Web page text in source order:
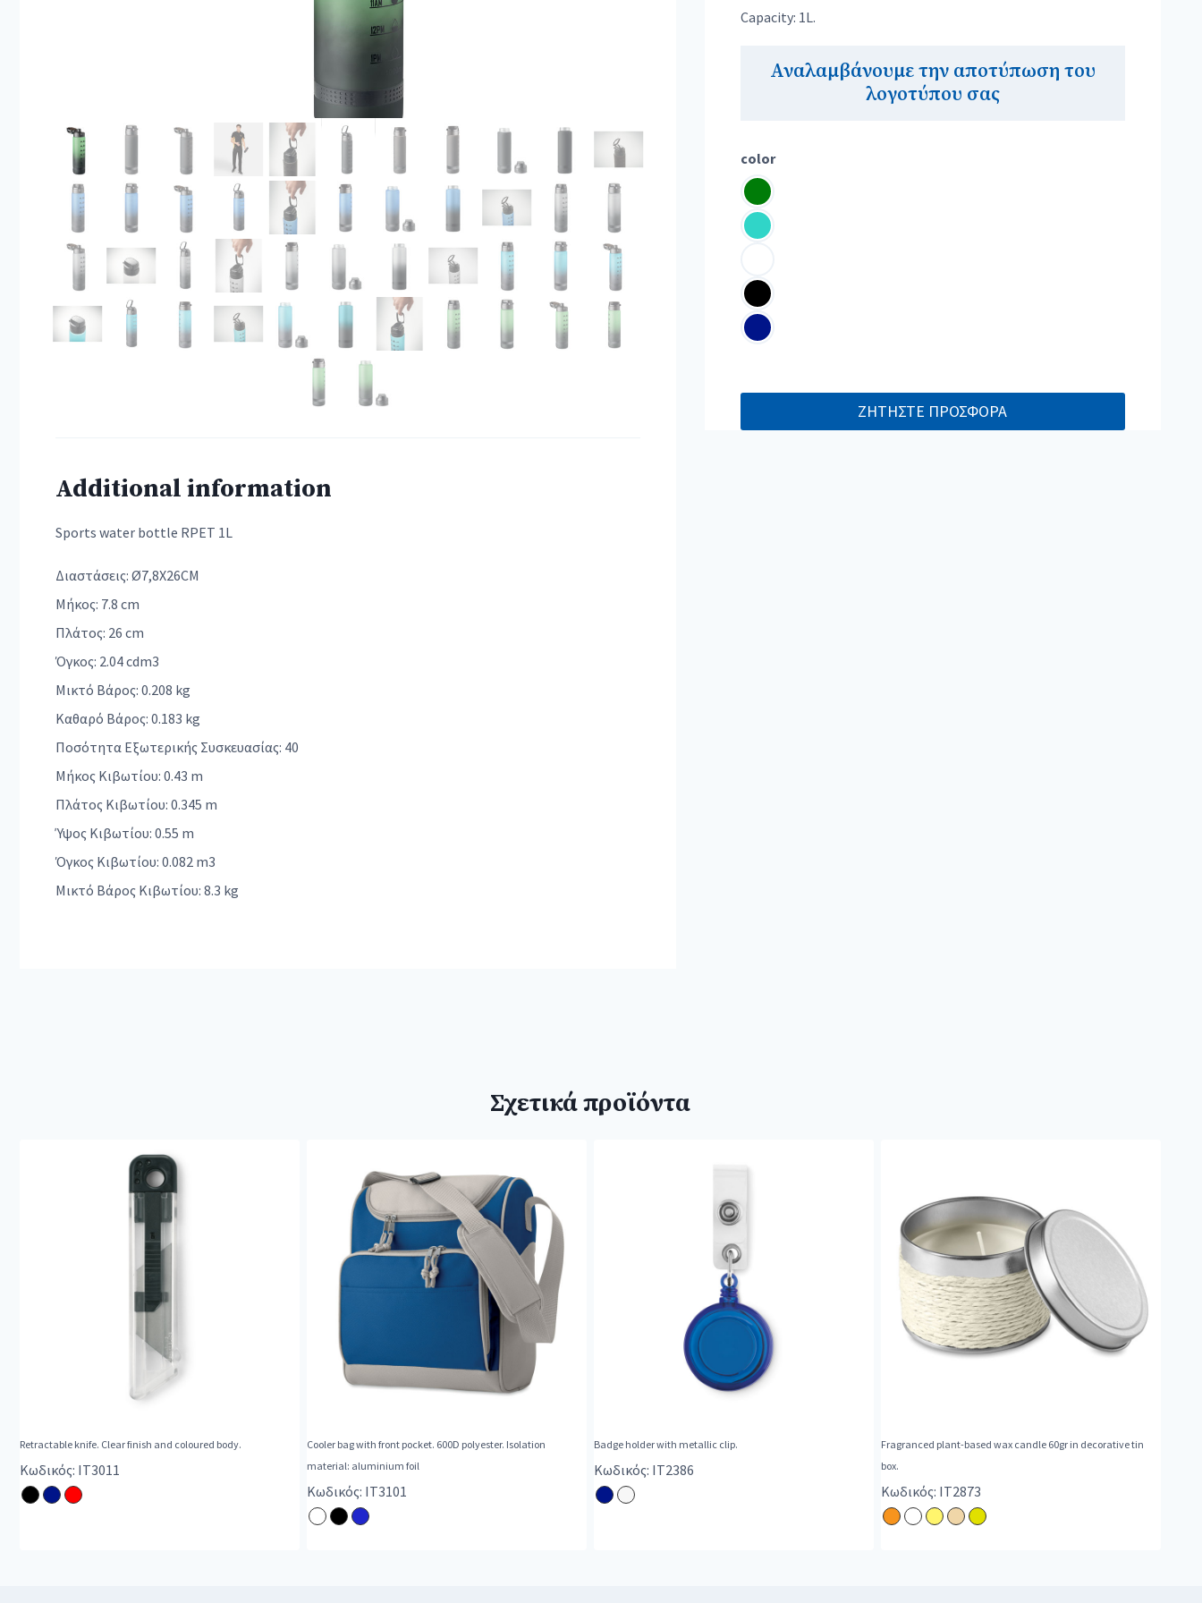
Additional information
Sports water bottle RPET 1L
Διαστάσεις: Ø7,8X26CM
Μήκος: 7.8 cm
Πλάτος: 26 cm
Όγκος: 2.04 cdm3
Μικτό Βάρος: 0.208 kg
Καθαρό Βάρος: 0.183 kg
Ποσότητα Εξωτερικής Συσκευασίας: 40
Μήκος Κιβωτίου: 0.43 m
Πλάτος Κιβωτίου: 0.345 m
Ύψος Κιβωτίου: 0.55 m
Όγκος Κιβωτίου: 0.082 m3
Μικτό Βάρος Κιβωτίου: 8.3 kg
Capacity: 1L.
Αναλαμβάνουμε την αποτύπωση του
λογοτύπου σας
color
ΖΗΤΗΣΤΕ ΠΡΟΣΦΟΡΑ
Σχετικά προϊόντα
Retractable knife. Clear finish and coloured body.
Κωδικός: IT3011
Cooler bag with front pocket. 600D polyester. Isolation
material: aluminium foil
Κωδικός: IT3101
Badge holder with metallic clip.
Κωδικός: IT2386
Fragranced plant-based wax candle 60gr in decorative tin
box.
Κωδικός: IT2873